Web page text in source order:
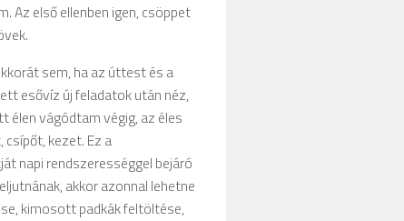
Az első ellenben igen, csöppet
sem, ha az úttest és a
esővíz új feladatok után néz,
élen vágódtam végig, az éles
kezet. Ez a
napi rendszerességgel bejáró
akkor azonnal lehetne
kimosott padkák feltöltése,